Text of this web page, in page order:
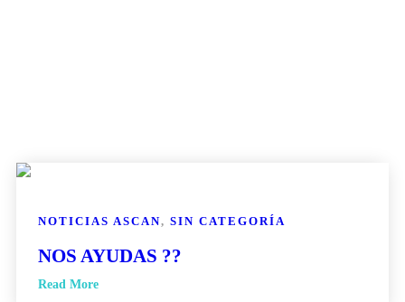
NOTICIAS ASCAN, SIN CATEGORÍA
NOS AYUDAS ??
Read More